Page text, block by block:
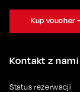
Kontakt z nami
Status rezerwacji
Kup voucher